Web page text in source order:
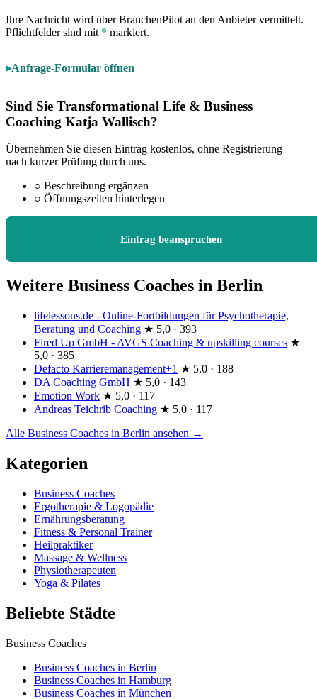
Ihre Nachricht wird über BranchenPilot an den Anbieter vermittelt.
Pflichtfelder sind mit * markiert.
Anfrage-Formular öffnen
Sind Sie Transformational Life & Business
Coaching Katja Wallisch?
Übernehmen Sie diesen Eintrag kostenlos, ohne Registrierung –
nach kurzer Prüfung durch uns.
○ Beschreibung ergänzen
○ Öffnungszeiten hinterlegen
Eintrag beanspruchen
Weitere Business Coaches in Berlin
lifelessons.de - Online-Fortbildungen für Psychotherapie,
Beratung und Coaching ★ 5,0 · 393
Fired Up GmbH - AVGS Coaching & upskilling courses ★
5,0 · 385
Defacto Karrieremanagement+1 ★ 5,0 · 188
DA Coaching GmbH ★ 5,0 · 143
Emotion Work ★ 5,0 · 117
Andreas Teichrib Coaching ★ 5,0 · 117
Alle Business Coaches in Berlin ansehen →
Kategorien
Business Coaches
Ergotherapie & Logopädie
Ernährungsberatung
Fitness & Personal Trainer
Heilpraktiker
Massage & Wellness
Physiotherapeuten
Yoga & Pilates
Beliebte Städte
Business Coaches
Business Coaches in Berlin
Business Coaches in Hamburg
Business Coaches in München